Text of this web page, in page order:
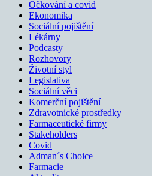
Očkování a covid
Ekonomika
Sociální pojištění
Lékárny
Podcasty
Rozhovory
Životní styl
Legislativa
Sociální věci
Komerční pojištění
Zdravotnické prostředky
Farmaceutické firmy
Stakeholders
Covid
Adman´s Choice
Farmacie